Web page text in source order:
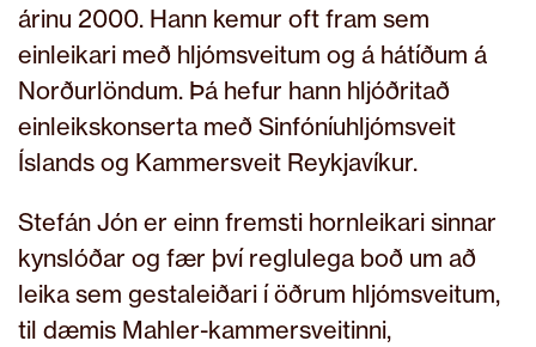
árinu 2000. Hann kemur oft fram sem
einleikari með hljómsveitum og á hátíðum á
Norðurlöndum. Þá hefur hann hljóðritað
einleikskonserta með Sinfóníuhljómsveit
Íslands og Kammersveit Reykjavíkur.
Stefán Jón er einn fremsti hornleikari sinnar
kynslóðar og fær því reglulega boð um að
leika sem gestaleiðari í öðrum hljómsveitum,
til dæmis Mahler-kammersveitinni,